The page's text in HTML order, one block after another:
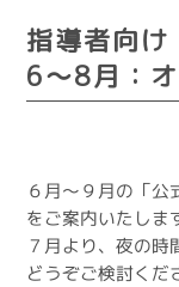
指導者向
6～8月：オ
６月～９月の「
をご案内いたしま
７月より、夜の時
どうぞご検討くだ